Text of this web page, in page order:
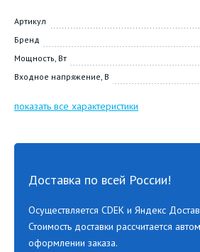
Артикул
Бренд
Мощность, Вт
Входное напряжение, В
показать все характеристики
Доставка по всей России!
Осуществляется CDEK и Яндекс
Стоимость доставки рассчитается
оформлении заказа.